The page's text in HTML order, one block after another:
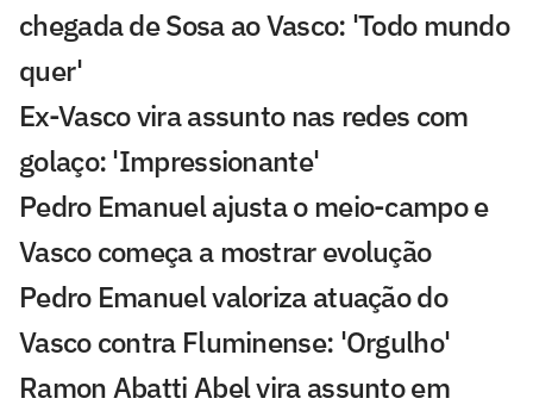
chegada de Sosa ao Vasco: 'Todo mundo
quer'
Ex-Vasco vira assunto nas redes com
golaço: 'Impressionante'
Pedro Emanuel ajusta o meio-campo e
Vasco começa a mostrar evolução
Pedro Emanuel valoriza atuação do
Vasco contra Fluminense: 'Orgulho'
Ramon Abatti Abel vira assunto em